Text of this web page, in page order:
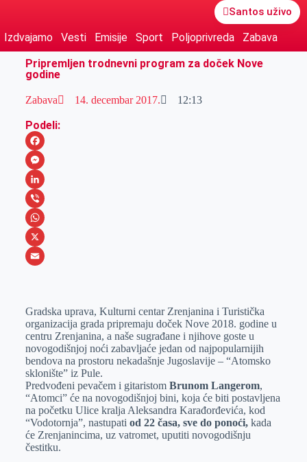
Santos uživo
Izdvajamo Vesti Emisije Sport Poljoprivreda
Zabava
Pripremljen trodnevni program za doček Nove
godine
Zabava 14. decembar 2017. 12:13
Podeli:
F
a
c
e
b
o
M
e
s
s
e
e
r
L
i
n
k
I
n
V
i
b
W
h
s
A
p
p
X
a
i
l
Gradska uprava, Kulturni centar Zrenjanina i Turistička
organizacija grada pripremaju doček Nove 2018. godine u
centru Zrenjanina, a naše sugrađane i njihove goste u
novogodišnjoj noći zabavljaće jedan od najpopularnijih
bendova na prostoru nekadašnje Jugoslavije – “Atomsko
sklonište” iz Pule.
Predvođeni pevačem i gitaristom Brunom Langerom,
“Atomci” će na novogodišnjoj bini, koja će biti postavljena
na početku Ulice kralja Aleksandra Karađorđevića, kod
“Vodotornja”, nastupati od 22 časa, sve do ponoći, kada
će Zrenjanincima, uz vatromet, uputiti novogodišnju
čestitku.